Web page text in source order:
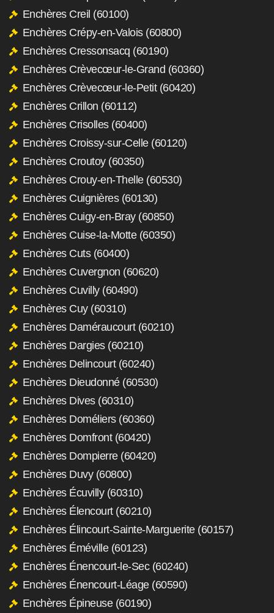
Enchères Creil (60100)
Enchères Crépy-en-Valois (60800)
Enchères Cressonsacq (60190)
Enchères Crèvecœur-le-Grand (60360)
Enchères Crèvecœur-le-Petit (60420)
Enchères Crillon (60112)
Enchères Crisolles (60400)
Enchères Croissy-sur-Celle (60120)
Enchères Croutoy (60350)
Enchères Crouy-en-Thelle (60530)
Enchères Cuignières (60130)
Enchères Cuigy-en-Bray (60850)
Enchères Cuise-la-Motte (60350)
Enchères Cuts (60400)
Enchères Cuvergnon (60620)
Enchères Cuvilly (60490)
Enchères Cuy (60310)
Enchères Daméraucourt (60210)
Enchères Dargies (60210)
Enchères Delincourt (60240)
Enchères Dieudonné (60530)
Enchères Dives (60310)
Enchères Doméliers (60360)
Enchères Domfront (60420)
Enchères Dompierre (60420)
Enchères Duvy (60800)
Enchères Écuvilly (60310)
Enchères Élencourt (60210)
Enchères Élincourt-Sainte-Marguerite (60157)
Enchères Éméville (60123)
Enchères Énencourt-le-Sec (60240)
Enchères Énencourt-Léage (60590)
Enchères Épineuse (60190)